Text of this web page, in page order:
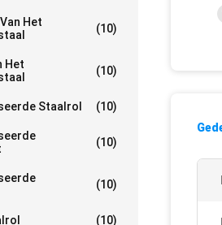
Het
(10)
Het
(10)
Staalrol (10)
(10)
(10)
(10)